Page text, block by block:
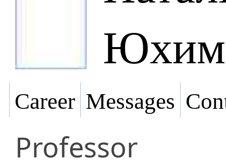
Career Messages
Professor